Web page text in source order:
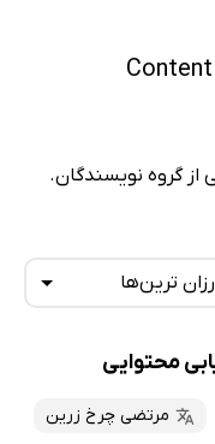
کتاب‌های الکترونیک با موضوع Content
از گروه نویسندگان.
ترین‌ها
محتوایی
مرتضی چرخ زرین